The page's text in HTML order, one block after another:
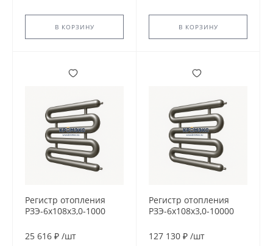
В КОРЗИНУ В КОРЗИНУ
Регистр отопления
РЗЭ-6x108x3,0-1000
25 616 ₽ /шт
Регистр отопления
РЗЭ-6x108x3,0-10000
127 130 ₽ /шт